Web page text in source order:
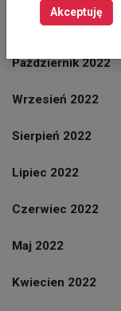
Listopad 2022
Październik 2022
Wrzesień 2022
Sierpień 2022
Lipiec 2022
Czerwiec 2022
Maj 2022
Kwiecien 2022
Akceptuję